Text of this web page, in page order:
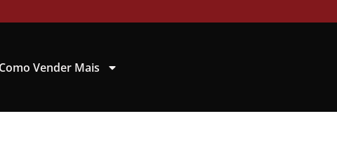
Como Vender Mais